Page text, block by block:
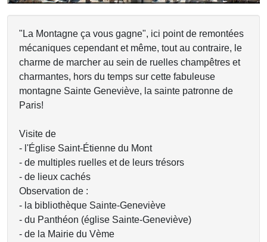
"La Montagne ça vous gagne", ici point de remontées
mécaniques cependant et même, tout au contraire, le
charme de marcher au sein de ruelles champêtres et
charmantes, hors du temps sur cette fabuleuse
montagne Sainte Geneviève, la sainte patronne de
Paris!
Visite de
- l'Église Saint-Étienne du Mont
- de multiples ruelles et de leurs trésors
- de lieux cachés
Observation de :
- la bibliothèque Sainte-Geneviève
- du Panthéon (église Sainte-Geneviève)
- de la Mairie du Vème